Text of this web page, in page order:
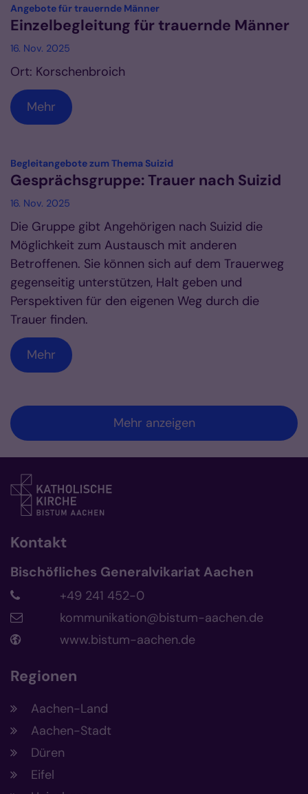
Angebote für trauernde Männer:
Einzelbegleitung für trauernde Männer
16. Nov. 2025
Ort: Korschenbroich
Mehr
Begleitangebote zum Thema Suizid
Gesprächsgruppe: Trauer nach Suizid
16. Nov. 2025
Die Gruppe gibt Angehörigen nach Suizid die
Möglichkeit zum Austausch mit anderen
Betroffenen. Sie können sich auf dem Trauerweg
gegenseitig unterstützen, Halt geben und
Perspektiven für den eigenen Weg durch die
Trauer finden.
Mehr
Mehr anzeigen
Kontakt
Bischöfliches Generalvikariat Aachen
+49 241 452-0
kommunikation@bistum-aachen.de
www.bistum-aachen.de
Regionen
Aachen-Land
Aachen-Stadt
Düren
Eifel